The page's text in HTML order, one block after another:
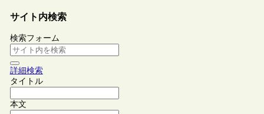
サイト内検索
検索フォーム
詳細検索
タイトル
本文